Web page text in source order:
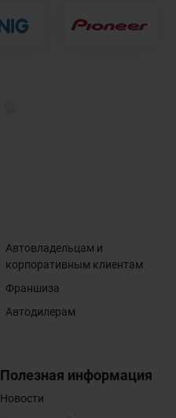
Автовладельцам и
корпоративным клиентам
Франшиза
Автодилерам
Полезная информация
Новости